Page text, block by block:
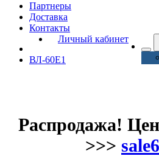
Партнеры
Доставка
Контакты
Личный кабинет
ВЛ-60Е1
Распродажа!
>>>